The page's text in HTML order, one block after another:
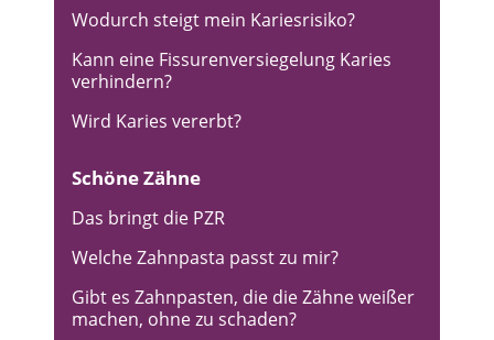
Wodurch steigt mein Kariesrisiko?
Kann eine Fissurenversiegelung Karies
verhindern?
Wird Karies vererbt?
Schöne Zähne
Das bringt die PZR
Welche Zahnpasta passt zu mir?
Gibt es Zahnpasten, die die Zähne weißer
machen, ohne zu schaden?